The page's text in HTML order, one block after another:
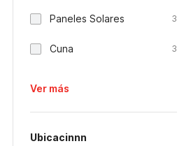
Paneles Solares 3
Cuna 3
Ver más
Ubicacinnn